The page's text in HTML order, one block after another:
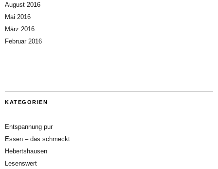
August 2016
Mai 2016
März 2016
Februar 2016
KATEGORIEN
Entspannung pur
Essen – das schmeckt
Hebertshausen
Lesenswert